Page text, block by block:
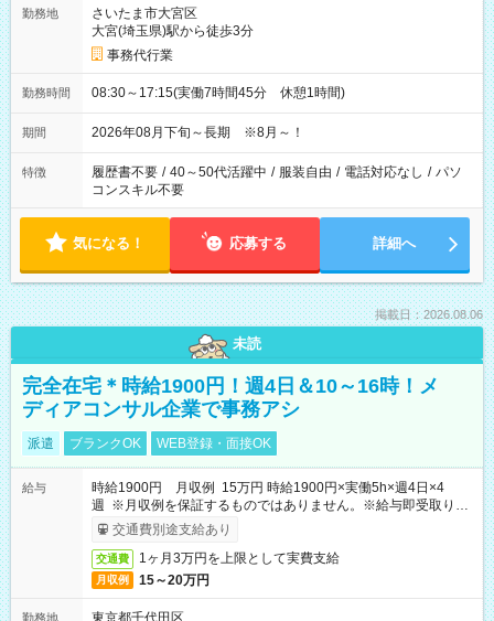
勤務地
さいたま市大宮区
大宮(埼玉県)駅から徒歩3分
事務代行業
勤務時間 08:30～17:15(実働7時間45分 休憩1時間)
期間 2026年08月下旬～長期 ※8月～！
特徴 履歴書不要 / 40～50代活躍中 / 服装自由 / 電話対応なし / パソ
コンスキル不要
気になる！ 応募する 詳細へ
掲載日：2026.08.06
未読
完全在宅＊時給1900円！週4日＆10～16時！メ
ディアコンサル企業で事務アシ
派遣 ブランクOK WEB登録・面接OK
給与
時給1900円 月収例 15万円 時給1900円×実働5h×週4日×4
週 ※月収例を保証するものではありません。※給与即受取りサ
ービス利用可（利用条件有）
交通費別途支給あり
交通費 1ヶ月3万円を上限として実費支給
月収例 15～20万円
勤務地 東京都千代田区